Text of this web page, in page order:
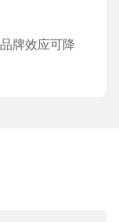
牌效应可降